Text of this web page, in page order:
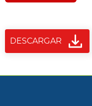
DESCARGAR